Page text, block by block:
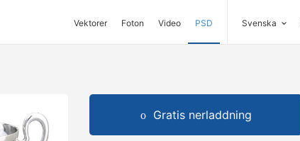
Vektorer Foton Video PSD Svenska
Gratis nerladdning